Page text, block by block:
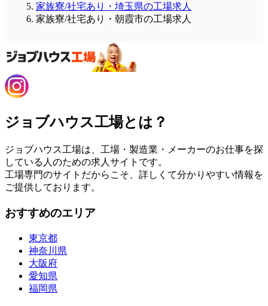
家族寮/社宅あり・埼玉県の工場求人
家族寮/社宅あり・朝霞市の工場求人
ジョブハウス工場とは？
ジョブハウス工場は、工場・製造業・メーカーのお仕事を探
している人のための求人サイトです。
工場専門のサイトだからこそ、詳しくて分かりやすい情報を
ご提供しております。
おすすめのエリア
東京都
神奈川県
大阪府
愛知県
福岡県